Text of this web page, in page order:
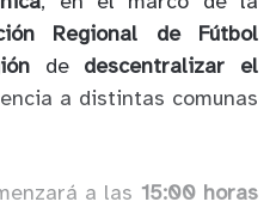
Regional de Fútbol
de descentralizar el
a distintas comunas
a las 15:00 horas